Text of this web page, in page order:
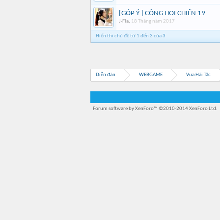
[GÓP Ý ] CÔNG HỘI CHIẾN 19
J-Fla, 18 Tháng năm 2017
Hiển thị chủ đề từ 1 đến 3 của 3
Diễn đàn WEBGAME Vua Hải Tặc
Forum software by XenForo™ ©2010-2014 XenForo Ltd.